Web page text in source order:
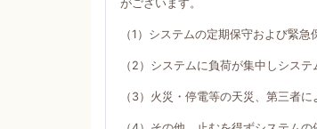
がございます。
（1）システムの定期保守および緊
（2）システムに負荷が集中しシス
（3）火災・停電等の天災、第三者